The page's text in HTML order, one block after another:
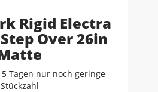
Rigid Electra
Over 26in
Tagen nur noch geringe
Stückzahl